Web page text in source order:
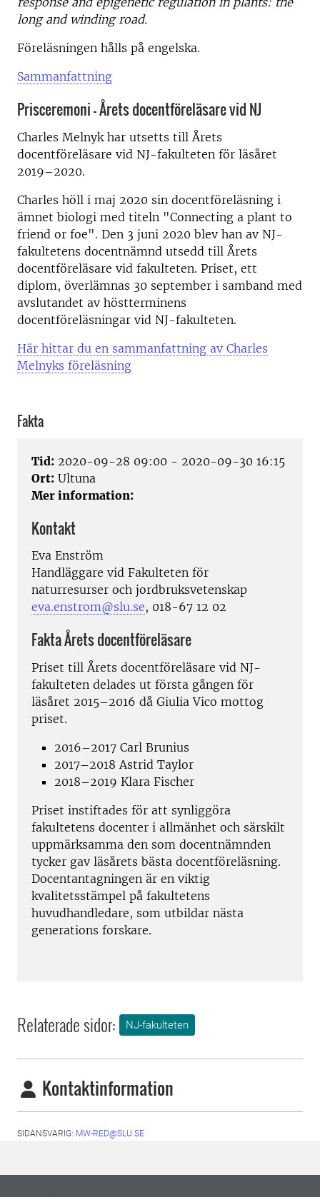
long and winding road.
Föreläsningen hålls på engelska.
Sammanfattning
Prisceremoni – Årets docentföreläsare vid NJ
Charles Melnyk har utsetts till Årets
docentföreläsare vid NJ-fakulteten för läsåret
2019–2020.
Charles höll i maj 2020 sin docentföreläsning i
ämnet biologi med titeln "Connecting a plant to
friend or foe". Den 3 juni 2020 blev han av NJ-
fakultetens docentnämnd utsedd till Årets
docentföreläsare vid fakulteten. Priset, ett
diplom, överlämnas 30 september i samband med
avslutandet av höstterminens
docentföreläsningar vid NJ-fakulteten.
Här hittar du en sammanfattning av Charles
Melnyks föreläsning
Fakta
Tid: 2020-09-28 09:00 - 2020-09-30 16:15
Ort: Ultuna
Mer information:
Kontakt
Eva Enström
Handläggare vid Fakulteten för
naturresurser och jordbruksvetenskap
eva.enstrom@slu.se, 018-67 12 02
Fakta Årets docentföreläsare
Priset till Årets docentföreläsare vid NJ-
fakulteten delades ut första gången för
läsåret 2015–2016 då Giulia Vico mottog
priset.
2016–2017 Carl Brunius
2017–2018 Astrid Taylor
2018–2019 Klara Fischer
Priset instiftades för att synliggöra
fakultetens docenter i allmänhet och särskilt
uppmärksamma den som docentnämnden
tycker gav läsårets bästa docentföreläsning.
Docentantagningen är en viktig
kvalitetsstämpel på fakultetens
huvudhandledare, som utbildar nästa
generations forskare.
Relaterade sidor: NJ-fakulteten
Kontaktinformation
SIDANSVARIG: MW-RED@SLU.SE